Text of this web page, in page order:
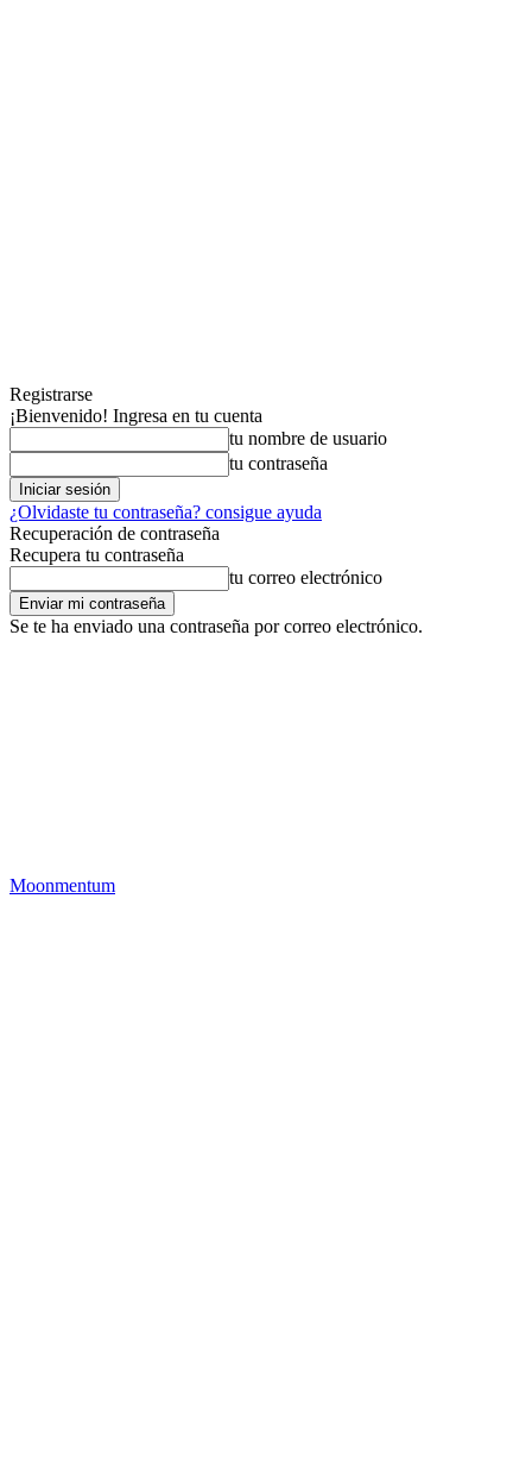
Registrarse
¡Bienvenido! Ingresa en tu cuenta
tu nombre de usuario
tu contraseña
¿Olvidaste tu contraseña? consigue ayuda
Recuperación de contraseña
Recupera tu contraseña
tu correo electrónico
Se te ha enviado una contraseña por correo electrónico.
Moonmentum